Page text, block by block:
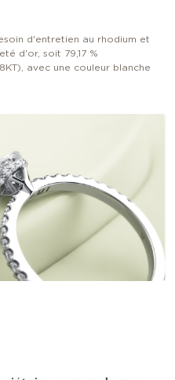
d'entretien au rhodium et
d'or, soit 79,17 %
avec une couleur blanche